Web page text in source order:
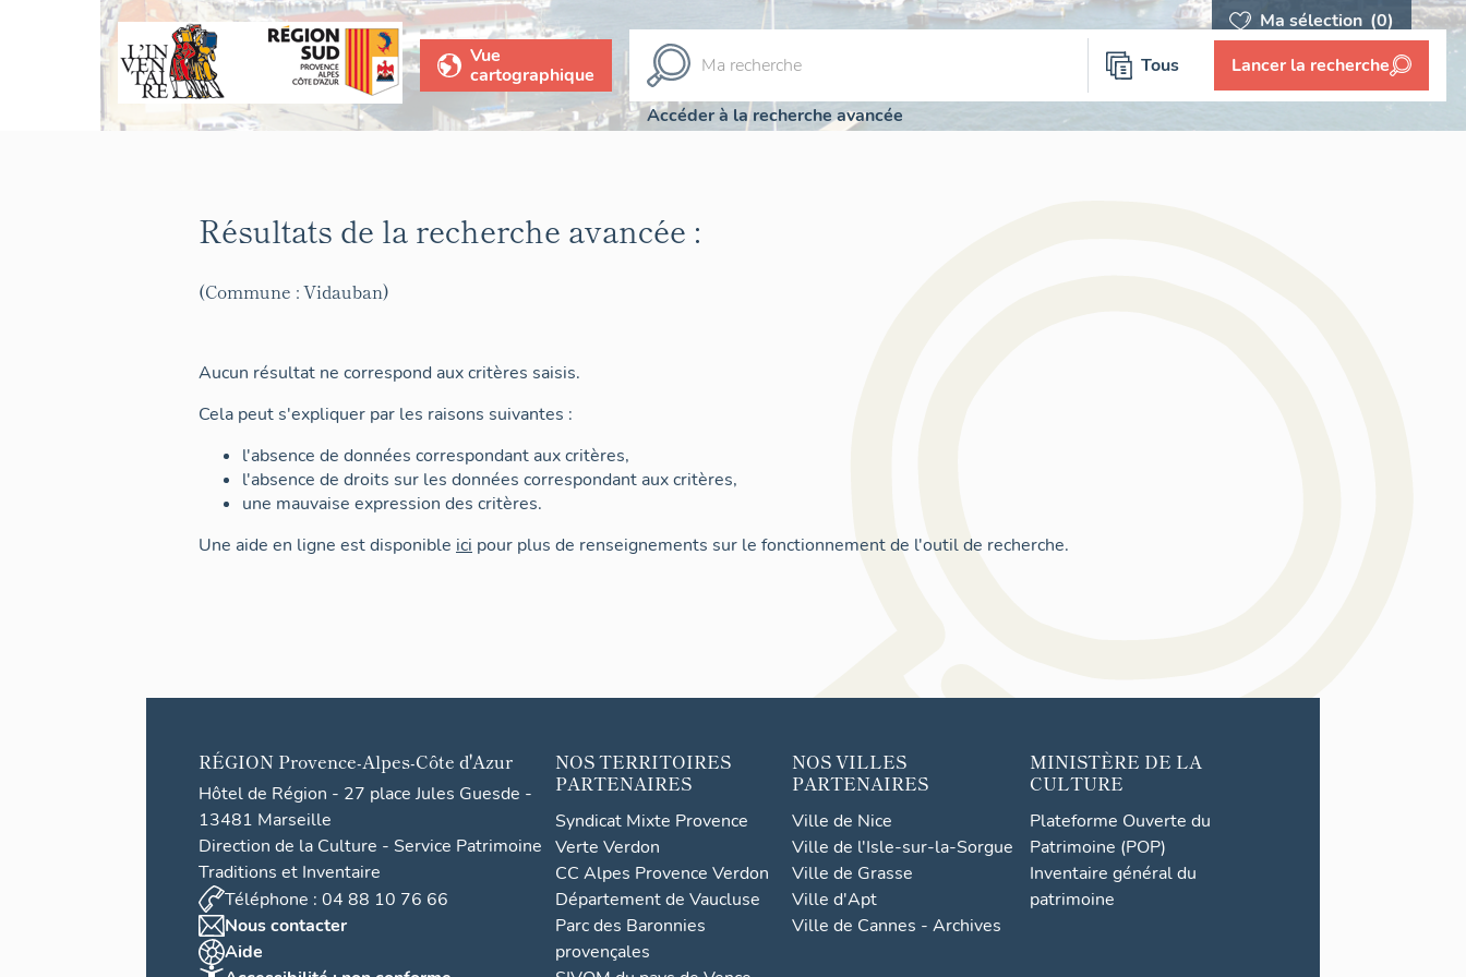
Ma sélection (0)
Vue
cartographique
Tous Lancer la recherche
Accéder à la recherche avancée
Résultats de la recherche avancée :
(Commune : Vidauban)
Aucun résultat ne correspond aux critères saisis.
Cela peut s'expliquer par les raisons suivantes :
l'absence de données correspondant aux critères,
l'absence de droits sur les données correspondant aux critères,
une mauvaise expression des critères.
Une aide en ligne est disponible ici pour plus de renseignements sur le fonctionnement de l'outil de recherche.
RÉGION Provence-Alpes-Côte d'Azur
Hôtel de Région - 27 place Jules Guesde -
13481 Marseille
Direction de la Culture - Service Patrimoine
Traditions et Inventaire
Téléphone : 04 88 10 76 66
Nous contacter
Aide
NOS TERRITOIRES
PARTENAIRES
Syndicat Mixte Provence
Verte Verdon
CC Alpes Provence Verdon
Département de Vaucluse
Parc des Baronnies
provençales
NOS VILLES
PARTENAIRES
Ville de Nice
Ville de l'Isle-sur-la-Sorgue
Ville de Grasse
Ville d'Apt
Ville de Cannes - Archives
MINISTÈRE DE LA
CULTURE
Plateforme Ouverte du
Patrimoine (POP)
Inventaire général du
patrimoine